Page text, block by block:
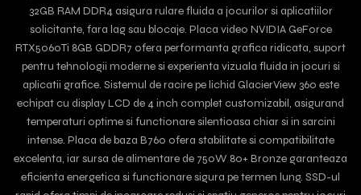
32GB RAM DDR4 asigura rulare fluida a jocurilor si aplicatiilor
solicitante, fara lag sau blocaje. Placa video NVIDIA GeForce
RTX5060Ti 8GB GDDR7 ofera performanta grafica ridicata, suport
pentru tehnologii moderne si experienta vizuala fluida in jocuri si
aplicatii grafice. Sistemul de racire pe lichid GlacierView 360 este
echipat cu display LCD de 4 inch complet customizabil, asigurand
temperaturi optime si functionare silentioasa chiar si in sarcini
intense. Placa de baza B760 ofera stabilitate si compatibilitate
excelenta, iar sursa de alimentare de 750W 80+ Bronze garanteaza
eficienta energetica si functionare sigura pe termen lung. SSD-ul